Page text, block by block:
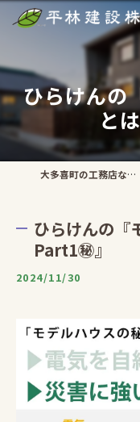
ひらけんの
と
大多喜町の工務店なら平林建設株式会社
ひらけんの『
Part1㊙︎』
2024/11/30